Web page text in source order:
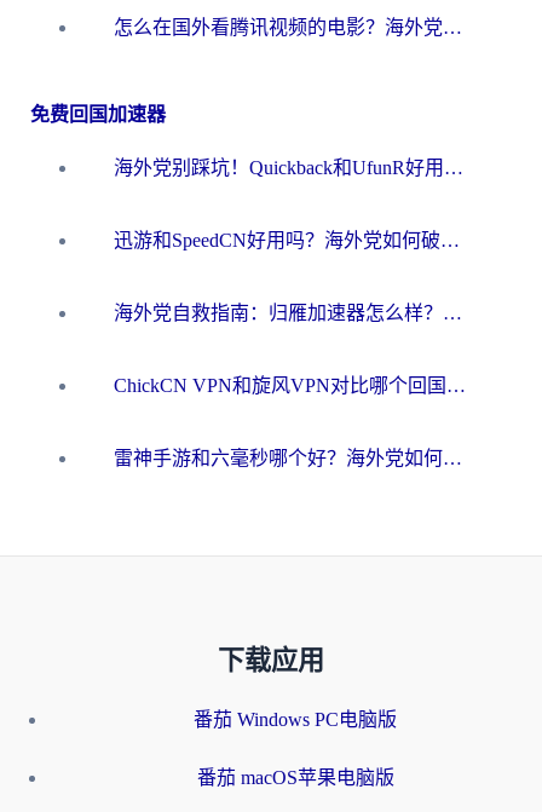
怎么在国外看腾讯视频的电影？海外党亲测有效的回国加速指南
免费回国加速器
海外党别踩坑！Quickback和UfunR好用吗？选对回国加速器才能无缝刷国内资源
迅游和SpeedCN好用吗？海外党如何破解那道看不见的墙
海外党自救指南：归雁加速器怎么样？教你避开坑实现国内资源无缝访问
ChickCN VPN和旋风VPN对比哪个回国效果更好？海外用户的选择困境与出路
雷神手游和六毫秒哪个好？海外党如何真正解锁国内资源
下载应用
番茄 Windows PC电脑版
番茄 macOS苹果电脑版